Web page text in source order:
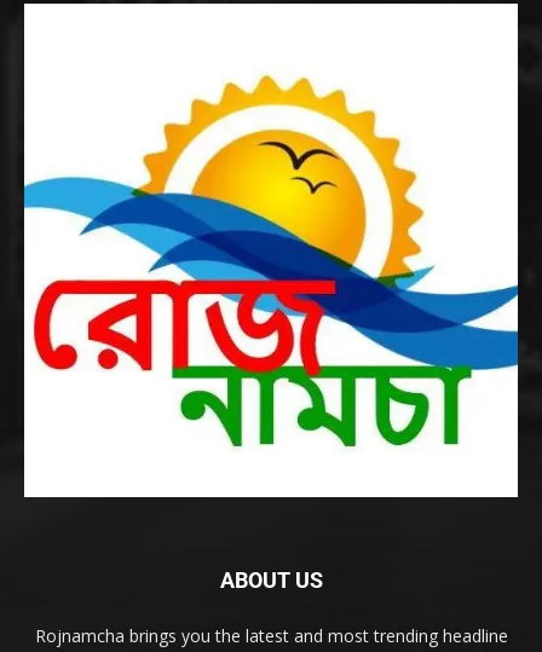
ABOUT US
Rojnamcha brings you the latest and most trending headline